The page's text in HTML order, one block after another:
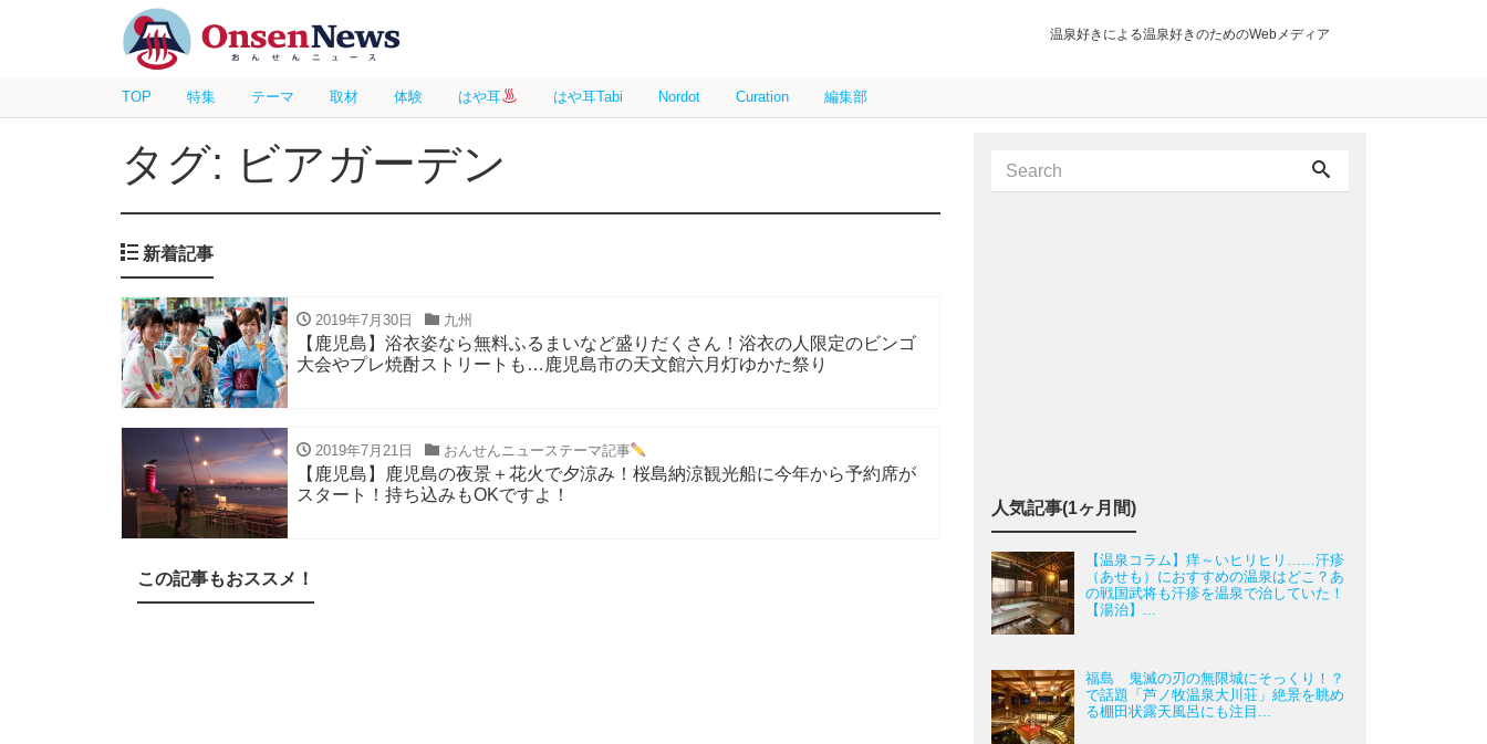
温泉好きによる温泉好きのためのWebメディア
TOP 特集 テーマ 取材 体験 はや耳 はや耳Tabi Nordot Curation 編集部
タグ: ビアガーデン
新着記事
2019年7月30日 九州
【鹿児島】浴衣姿なら無料ふるまいなど盛りだくさん！浴衣の人限定のビンゴ
大会やプレ焼酎ストリートも…鹿児島市の天文館六月灯ゆかた祭り
2019年7月21日 おんせんニューステーマ記事
【鹿児島】鹿児島の夜景＋花火で夕涼み！桜島納涼観光船に今年から予約席が
スタート！持ち込みもOKですよ！
この記事もおススメ！
人気記事(1ヶ月間)
【温泉コラム】痒～いヒリヒリ……汗疹
（あせも）におすすめの温泉はどこ？あ
の戦国武将も汗疹を温泉で治していた！
【湯治】...
福島 鬼滅の刃の無限城にそっくり！？
で話題「芦ノ牧温泉大川荘」絶景を眺め
る棚田状露天風呂にも注目...